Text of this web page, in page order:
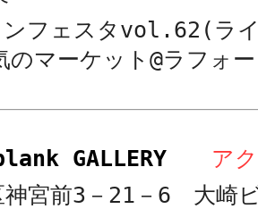
フェスタ vol.62( ラ
のマーケット @ラフォ
GALLERY
ア
宮前3 － 21 － 6 大崎